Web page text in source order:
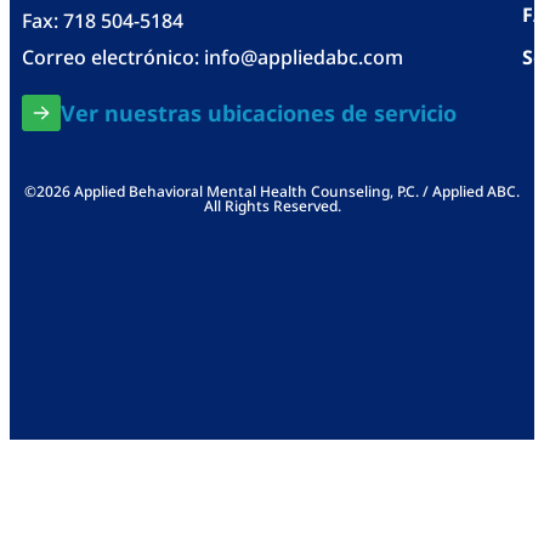
Fax: 718 504-5184
Correo electrónico: info@appliedabc.com
Ver nuestras ubicaciones de servicio
©2026 Applied Behavioral Mental Health Counseling, P.C. / Applied ABC.
All Rights Reserved.